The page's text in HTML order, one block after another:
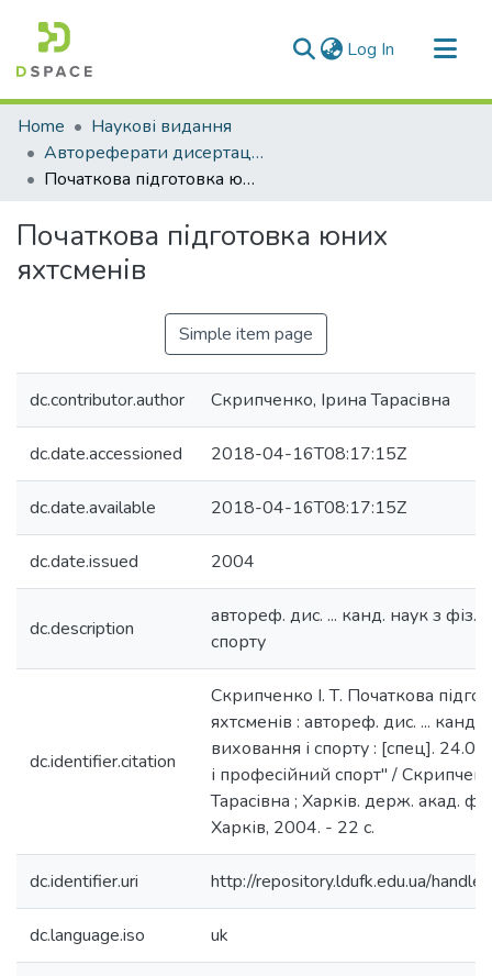
Log In (current)
Communities & Collections
All of DSpace
Statistics
Home
Наукові видання
Автореферати дисертацій
Початкова підготовка юних яхтсменів
Початкова підготовка юних
яхтсменів
Simple item page
dc.contributor.author Скрипченко, Ірина Тарасівна
dc.date.accessioned 2018-04-16T08:17:15Z
dc.date.available 2018-04-16T08:17:15Z
dc.date.issued 2004
dc.description
автореф. дис. ... канд. наук з фіз.
спорту
dc.identifier.citation
Скрипченко І. Т. Початкова
яхтсменів : автореф. дис. ... канд.
виховання і спорту : [спец].
і професійний спорт" /
Тарасівна ; Харків. держ. акад.
Харків, 2004. - 22 с.
dc.identifier.uri http://repository.ldufk.edu.ua/
dc.language.iso uk